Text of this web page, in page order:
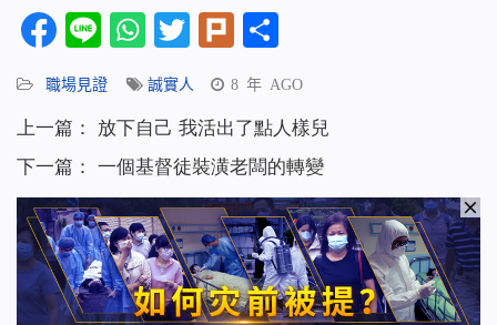
Facebook
LineWhatsApp
Twitter
Plurk
職場見證 誠實人 8 年 AGO
上一篇：
放下自己 我活出了點人樣兒
下一篇： 一個基督徒裝潢老闆的轉變